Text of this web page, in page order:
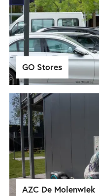
GO Stores
AZC De Molenwiek